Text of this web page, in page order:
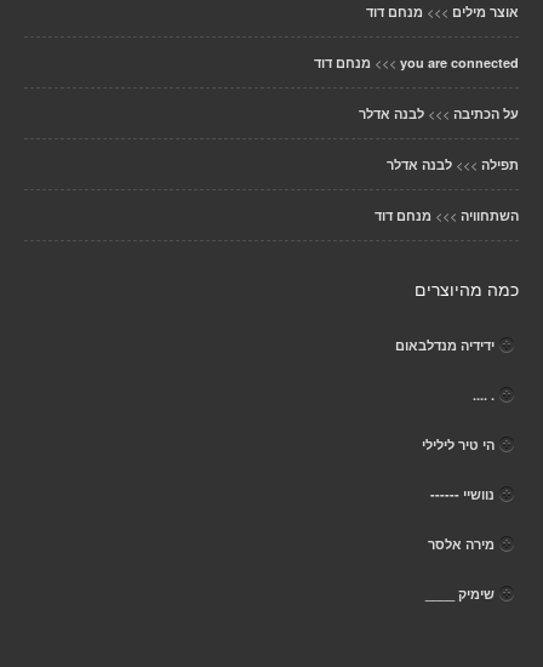
אוצר מילים >>> מנחם דוד
you are connected
>>> מנחם דוד
על הכתיבה >>> לבנה אדלר
תפילה >>> לבנה אדלר
השתחוויה >>> מנחם דוד
כמה מהיוצרים
ידידיה מנדלבאום
. ....
הי טיר לילילי
נוושיי ------
מירה אלסר
שימיק ____